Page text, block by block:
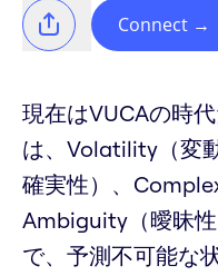
Connect →
現在はVUCAの時
は、Volatility（変
確実性）、
Ambiguity（曖昧
で、予測不可能な